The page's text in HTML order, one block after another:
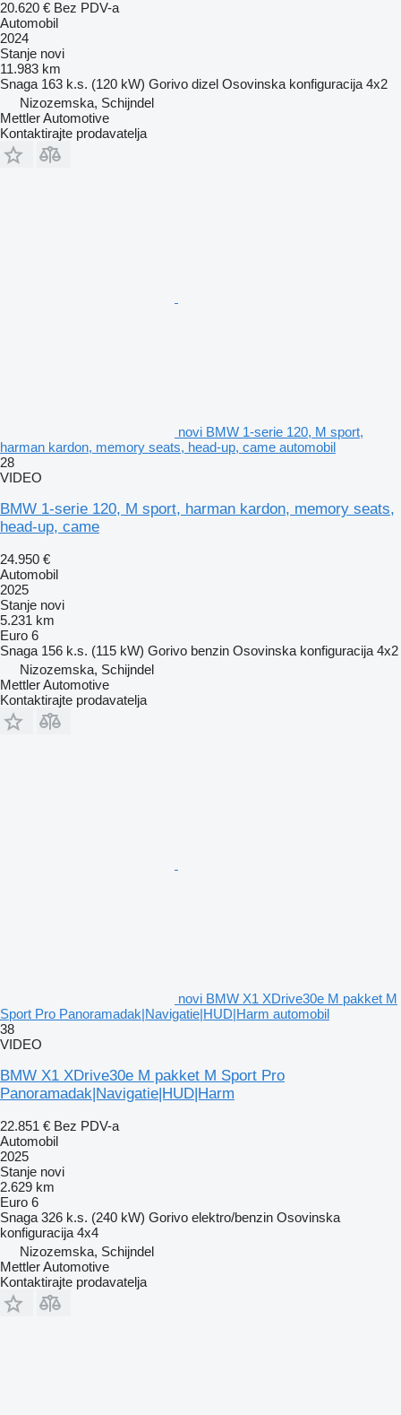
20.620 € Bez PDV-a
Automobil
2024
Stanje novi
11.983 km
Snaga 163 k.s. (120 kW) Gorivo dizel Osovinska konfiguracija 4x2
Nizozemska, Schijndel
Mettler Automotive
Kontaktirajte prodavatelja
novi BMW 1-serie 120, M sport,
harman kardon, memory seats, head-up, came automobil
28
VIDEO
BMW 1-serie 120, M sport, harman kardon, memory seats,
head-up, came
24.950 €
Automobil
2025
Stanje novi
5.231 km
Euro 6
Snaga 156 k.s. (115 kW) Gorivo benzin Osovinska konfiguracija 4x2
Nizozemska, Schijndel
Mettler Automotive
Kontaktirajte prodavatelja
novi BMW X1 XDrive30e M pakket M
Sport Pro Panoramadak|Navigatie|HUD|Harm automobil
38
VIDEO
BMW X1 XDrive30e M pakket M Sport Pro
Panoramadak|Navigatie|HUD|Harm
22.851 € Bez PDV-a
Automobil
2025
Stanje novi
2.629 km
Euro 6
Snaga 326 k.s. (240 kW) Gorivo elektro/benzin Osovinska
konfiguracija 4x4
Nizozemska, Schijndel
Mettler Automotive
Kontaktirajte prodavatelja